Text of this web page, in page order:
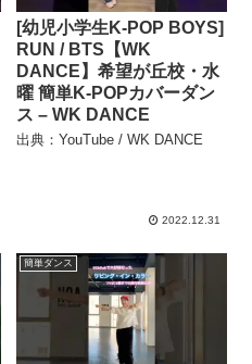
[幼児小学生K-POP BOYS]
RUN / BTS【WK
DANCE】希望が丘校・水
曜 簡単K-POPカバーダン
ス – WK DANCE
出典：YouTube / WK DANCE
2022.12.31
簡単ダンス